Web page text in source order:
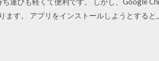
す。 アプリをインストールしようとすると